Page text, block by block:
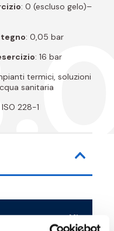
: 0 (escluso gelo)–
: 0,05 bar
: 16 bar
termici, soluzioni
sanitaria
ISO 228-1
Misura